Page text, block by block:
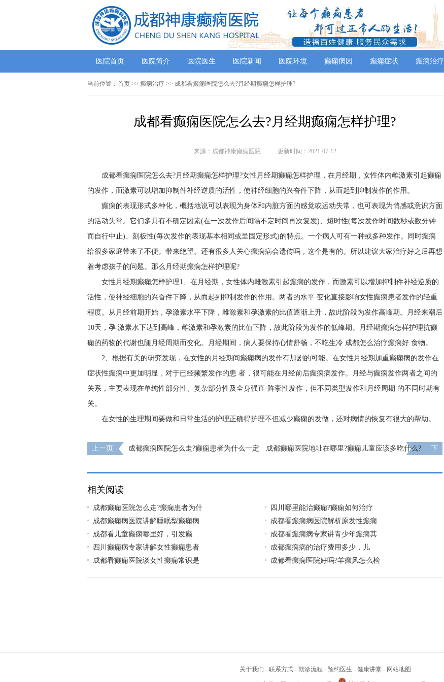
医院首页 医院简介 医院医生 医院新闻 医院环境 癫痫病因 癫痫症状 癫痫治疗
当前位置： 首页 >> 癫痫治疗 >> 成都看癫痫医院怎么去?月经期癫痫怎样护理?
成都看癫痫医院怎么去?月经期癫痫怎样护理?
来源：成都神康癫痫医院 更新时间：2021-07-12
成都看癫痫医院怎么去?月经期癫痫怎样护理?女性月经期癫痫怎样护理，在月经期，女性体内雌激素引起癫痫
的发作，而激素可以增加抑制件补经逆质的活性，使神经细胞的兴奋件下降，从而起到抑制发作的作用。
癫痫的表现形式多种化，概括地说可以表现为身体和内脏方面的感觉或运动失常，也可表现为悄感或意识方面
的活动失常。它们多具有不确定因素(在一次发作后间隔不定时间再次复发)、短时性(每次发作时间数秒或数分钟
而自行中止)、刻板性(每次发作的表现基本相同或呈固定形式)的特点。一个病人可有一种或多种发作。同时癫痫
给很多家庭带来了不便。带来绝望。还有很多人关心癫痫病会遗传吗，这个是有的。所以建议大家治疗好之后再想
着考虑孩子的问题。那么月经期癫痫怎样护理呢?
女性月经期癫痫怎样护理1、在月经期，女性体内雌激素引起癫痫的发作，而激素可以增加抑制件补经逆质的
活性，使神经细胞的兴奋件下降，从而起到抑制发作的作用。两者的水平 变化直接影响女性癫痫患者发作的轻重
程度。从月经前期开始，孕激素水平下降，雌激素和孕激素的比值逐渐上升，故此阶段为发作高峰期。月经来潮后
10天，孕 激素水下达到高峰，雌激素和孕激素的比值下降，故此阶段为发作的低峰期。月经期癫痫怎样护理抗癫
痫的药物的代谢也随月经周期而变化。月经期间，病人要保持心情舒畅，不吃生冷 成都怎么治疗癫痫好 食物。
2、根据有关的研究发现，在女性的月经期间癫痫病的发作有加剧的可能。在女性月经期加重癫痫病的发作在
症状性癫痫中更加明显，对于已经频繁发作的患 者，很可能在月经前后癫痫病发作。月经与癫痫发作两者之间的
关系，主要表现在单纯性部分性、复杂部分性及全身强直-阵挛性发作，但不同类型发作和月经周期 的不同时期有
关。
在女性的生理期间要做和日常生活的护理正确得护理不但减少癫痫的发做，还对病情的恢复有很大的帮助。
上一页
成都癫痫医院怎么走?癫痫患者为什么一定
成都癫痫医院地址在哪里?癫痫儿童应该多吃什么?
下
相关阅读
成都癫痫医院怎么走?癫痫患者为什
​四川哪里能治癫痫?癫痫如何治疗
成都癫痫病医院讲解睡眠型癫痫病
成都看癫痫病医院解析原发性癫痫
​成都看儿童癫痫哪里好，引发癫
成都看癫痫病专家讲青少年癫痫其
四川癫痫病专家讲解女性癫痫患者
​成都癫痫病的治疗费用多少，儿
成都看癫痫医院谈女性癫痫常识是
成都看癫痫医院好吗?羊癫风怎么检
关于我们 - 联系方式 - 就诊流程 - 预约医生 - 健康讲堂 - 网站地图